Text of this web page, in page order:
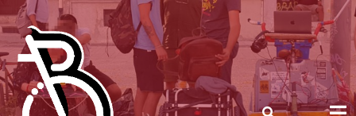
Skip
to
content